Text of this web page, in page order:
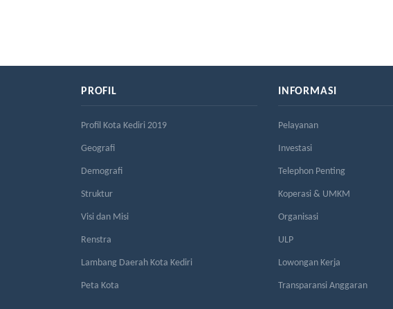
PROFIL
Profil Kota Kediri 2019
Geografi
Demografi
Struktur
Visi dan Misi
Renstra
Lambang Daerah Kota Kediri
Peta Kota
INFORMASI
Pelayanan
Investasi
Telephon Penting
Koperasi & UMKM
Organisasi
ULP
Lowongan Kerja
Transparansi Anggaran